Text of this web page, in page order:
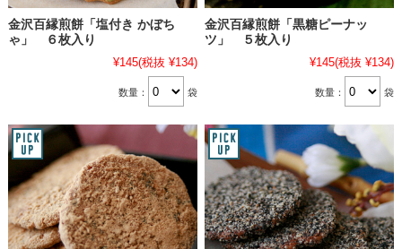
金沢百縁煎餅「塩付き かぼち
ゃ」 ６枚入り
¥145(税抜 ¥134)
数量： 袋
金沢百縁煎餅「黒糖ピーナッ
ツ」 ５枚入り
¥145(税抜 ¥134)
数量： 袋